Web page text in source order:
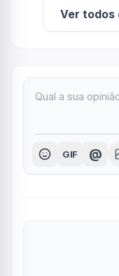
Ver todos
GIF @